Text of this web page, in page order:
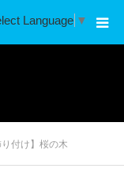
Language ▼
付け】桜の木